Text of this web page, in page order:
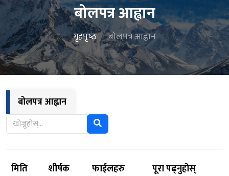
बोलपत्र आह्वान
गृहपृष्‍ठ बोलपत्र आह्वान
बोलपत्र आह्वान
मिति शीर्षक फाईलहरु पूरा पढ्नुहोस्